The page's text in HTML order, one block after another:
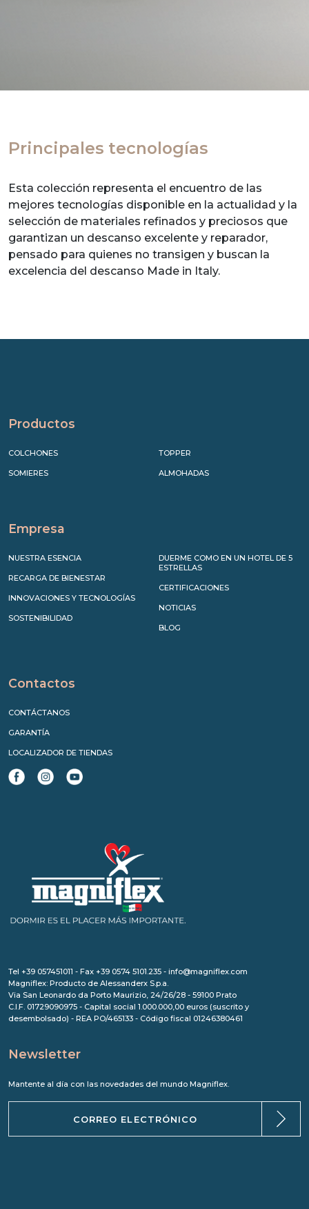
Principales tecnologías
Esta colección representa el encuentro de las
mejores tecnologías disponible en la actualidad y la
selección de materiales refinados y preciosos que
garantizan un descanso excelente y reparador,
pensado para quienes no transigen y buscan la
excelencia del descanso Made in Italy.
Productos
COLCHONES
SOMIERES
TOPPER
ALMOHADAS
Empresa
NUESTRA ESENCIA
RECARGA DE BIENESTAR
INNOVACIONES Y TECNOLOGÍAS
SOSTENIBILIDAD
DUERME COMO EN UN HOTEL DE 5
ESTRELLAS
CERTIFICACIONES
NOTICIAS
BLOG
Contactos
CONTÁCTANOS
GARANTÍA
LOCALIZADOR DE TIENDAS
Tel +39 057451011 - Fax +39 0574 5101.235 - info@magniflex.com
Magniflex: Producto de Alessanderx S.p.a.
Via San Leonardo da Porto Maurizio, 24/26/28 - 59100 Prato
C.I.F. 01729090975 - Capital social 1.000.000,00 euros (suscrito y
desembolsado) - REA PO/465133 - Código fiscal 01246380461
Newsletter
Mantente al día con las novedades del mundo Magniflex.